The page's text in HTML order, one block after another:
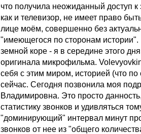
что получила неожиданный доступ к
как и телевизор, не имеет право
лице моём, совершенно без
"имеющегося по сторонам
земной коре - я в середине этого
оригинала микрофильма.
себя с этим миром, историей (что
сейчас. Сегодня позвонила моя
Владимировна. Это просто
статистику звонков и удивляться
"доминирующий" интервал минут
звонков от нее из "общего